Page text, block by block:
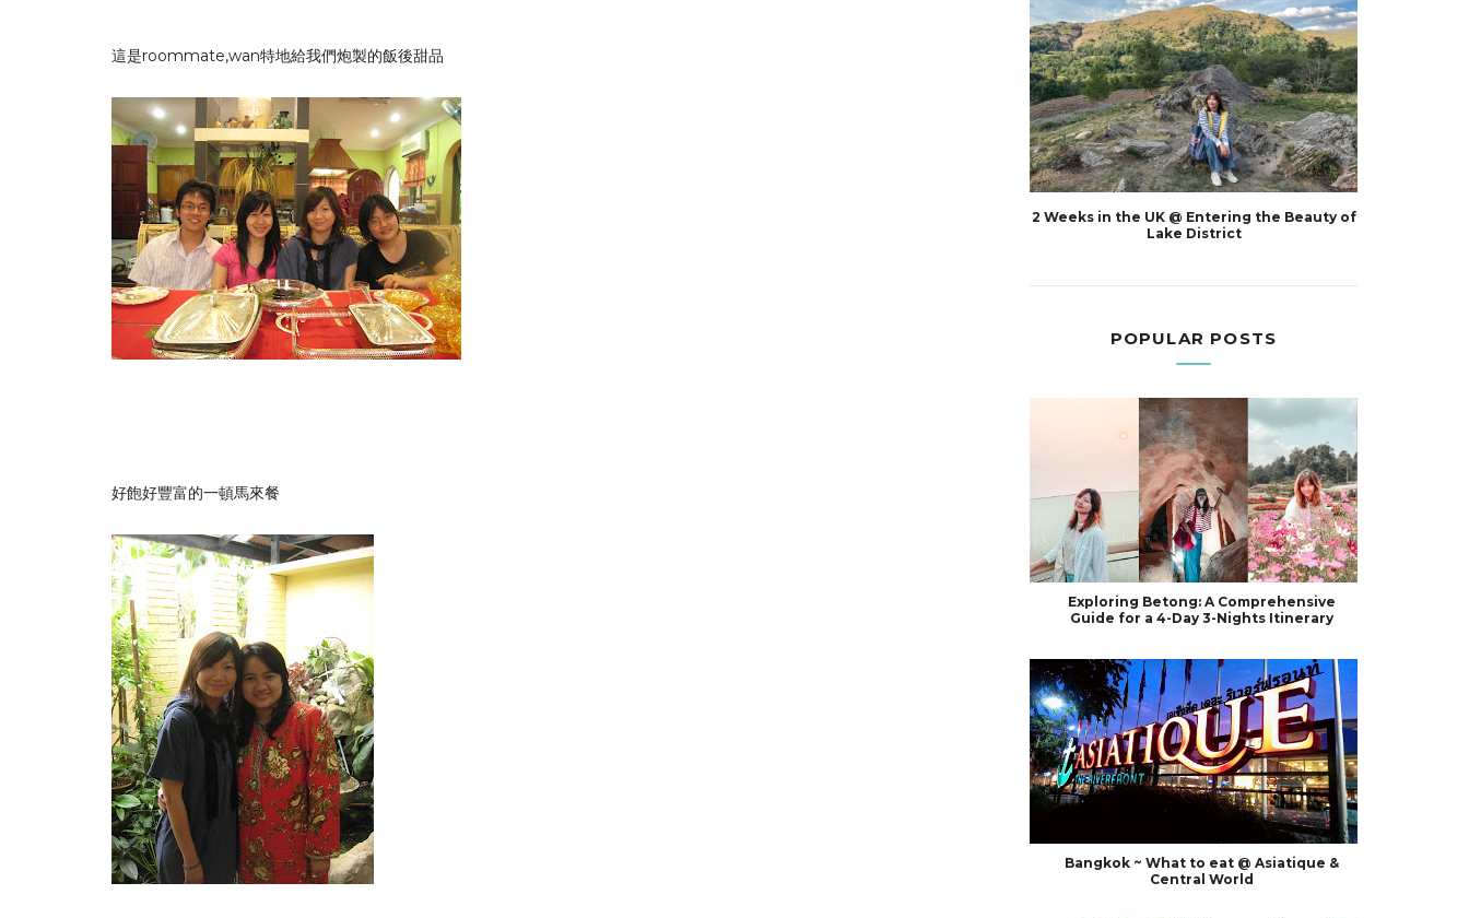
這是roommate,wan特地給我們炮製的飯後甜品
好飽好豐富的一頓馬來餐
2 Weeks in the UK @ Entering the Beauty of
Lake District
POPULAR POSTS
Exploring Betong: A Comprehensive
Guide for a 4-Day 3-Nights Itinerary
Bangkok ~ What to eat @ Asiatique &
Central World